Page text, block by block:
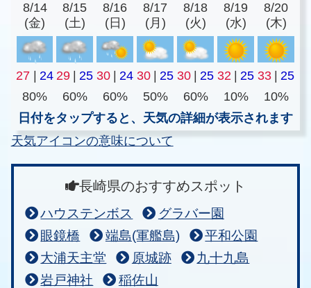
8/14
(金)
8/15
(土)
8/16
(日)
8/17
(月)
8/18
(火)
8/19
(水)
8/20
(木)
27 24 29 25 30 24 30 25 30 25 32 25 33
25
80%
60% 60% 50% 60% 10%
10%
日付をタップすると、天気の詳細が表示されます
天気アイコンの意味について
長崎県のおすすめスポット
ハウステンボス
グラバー園
眼鏡橋
端島(軍艦島)
平和公園
大浦天主堂
原城跡
九十九島
岩戸神社
稲佐山